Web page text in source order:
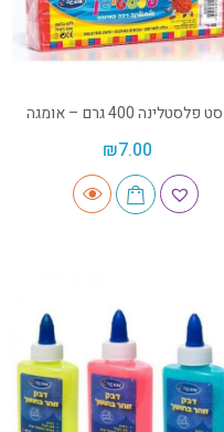
סט פלסטלינה 400 גרם – אומגה
₪7.00